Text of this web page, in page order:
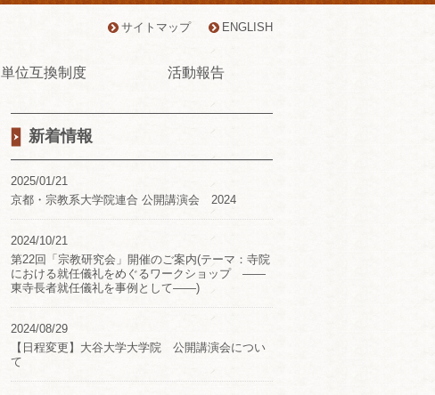
サイトマップ ENGLISH
単位互換制度 活動報告
新着情報
2025/01/21
京都・宗教系大学院連合 公開講演会 2024
2024/10/21
第22回「宗教研究会」開催のご案内(テーマ：寺院
における就任儀礼をめぐるワークショップ ――
東寺長者就任儀礼を事例として――)
2024/08/29
【日程変更】大谷大学大学院 公開講演会につい
て